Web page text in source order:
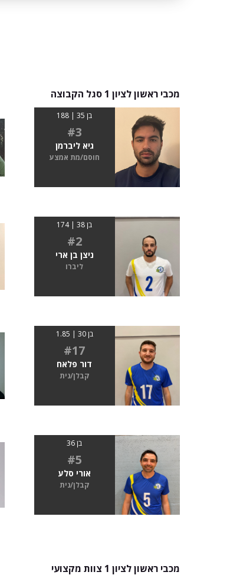
מכבי ראשון לציון 1 סגל הקבוצה
בן 35 | 188
#3
גיא ליברמן
חוסם/מת אמצע
בן 38 | 174
#2
ניצן בן ארי
ליברו
בן 30 | 1.85
#17
דור פלאח
קבלן/נית
בן 36
#5
אורי סלע
קבלן/נית
מכבי ראשון לציון 1 צוות מקצועי